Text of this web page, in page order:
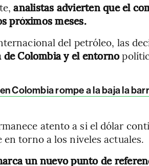
analistas advierten que el
próximos meses.
del petróleo, las
de Colombia y el entorno
Colombia rompe a la baja la
atento a si el dólar
torno a los niveles actuales.
un nuevo punto de